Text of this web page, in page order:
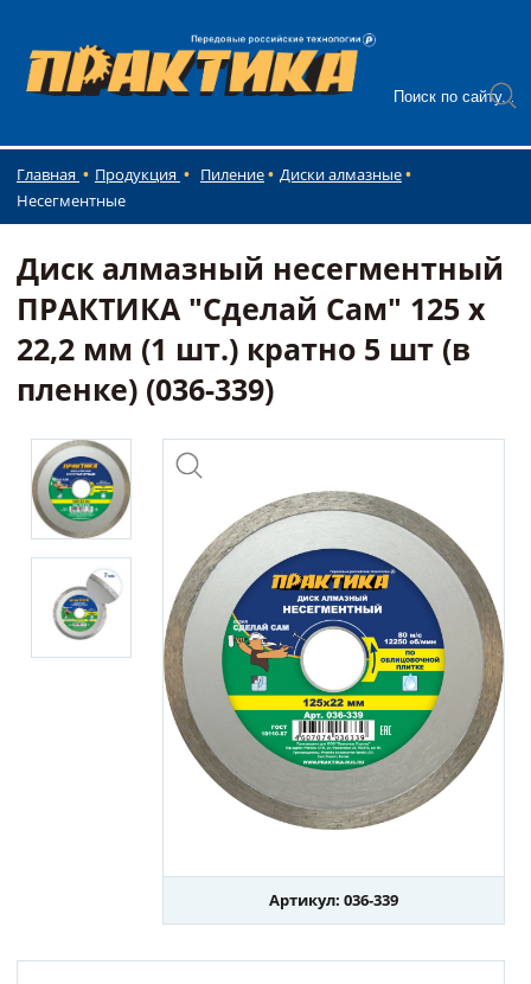
Главная Продукция Пиление
Диски алмазные
Несегментные
Диск алмазный несегментный
ПРАКТИКА "Сделай Сам" 125 х
22,2 мм (1 шт.) кратно 5 шт (в
пленке) (036-339)
Артикул: 036-339